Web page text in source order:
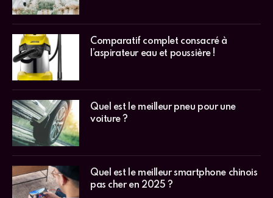
Comparatif complet consacré à
l’aspirateur eau et poussière !
Quel est le meilleur pneu pour une
voiture ?
Quel est le meilleur smartphone chinois
pas cher en 2025 ?